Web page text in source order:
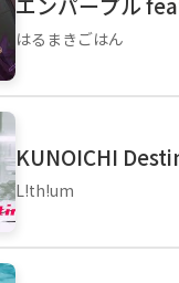
はるまきごはん
KUNOICHI
L!th!um